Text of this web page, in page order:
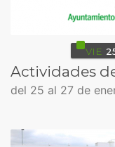
VIE
Actividades
del 25 al 27 de